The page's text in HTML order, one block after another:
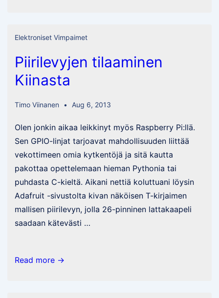
Elektroniset Vimpaimet
Piirilevyjen tilaaminen
Kiinasta
Timo Viinanen Aug 6, 2013
Olen jonkin aikaa leikkinyt myös Raspberry Pi:llä.
Sen GPIO-linjat tarjoavat mahdollisuuden liittää
vekottimeen omia kytkentöjä ja sitä kautta
pakottaa opettelemaan hieman Pythonia tai
puhdasta C-kieltä. Aikani nettiä koluttuani löysin
Adafruit -sivustolta kivan näköisen T-kirjaimen
mallisen piirilevyn, jolla 26-pinninen lattakaapeli
saadaan kätevästi …
Piirilevyjen
Read more →